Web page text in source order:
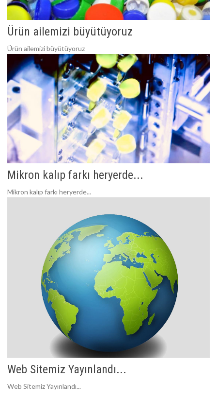
Ürün ailemizi büyütüyoruz
Ürün ailemizi büyütüyoruz
Mikron kalıp farkı heryerde...
Mikron kalıp farkı heryerde...
Web Sitemiz Yayınlandı...
Web Sitemiz Yayınlandı...